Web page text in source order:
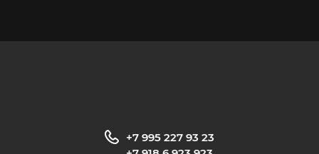
+7 995 227 93 23